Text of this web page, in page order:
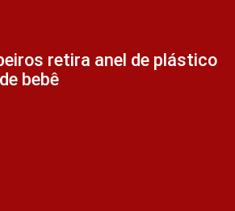
retira anel de plástico
bebê